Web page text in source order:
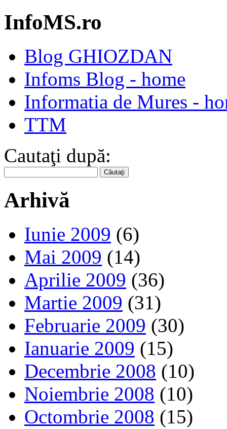
InfoMS.ro
Blog GHIOZDAN
Infoms Blog - home
Informatia de Mures -
TTM
Cautaţi după:
Arhivă
Iunie 2009 (6)
Mai 2009 (14)
Aprilie 2009 (36)
Martie 2009 (31)
Februarie 2009 (30)
Ianuarie 2009 (15)
Decembrie 2008 (10)
Noiembrie 2008 (10)
Octombrie 2008 (15)